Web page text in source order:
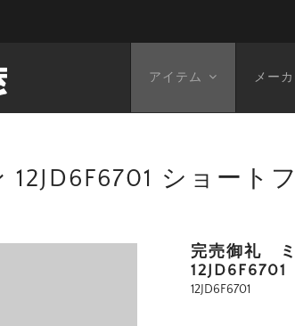
アイテム メー
ショート
完売御礼
12JD6F6701
12JD6F6701